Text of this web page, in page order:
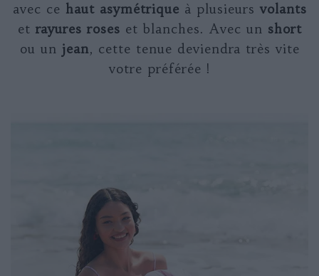
avec ce haut asymétrique à plusieurs volants
et rayures roses et blanches. Avec un short
ou un jean, cette tenue deviendra très vite
votre préférée !